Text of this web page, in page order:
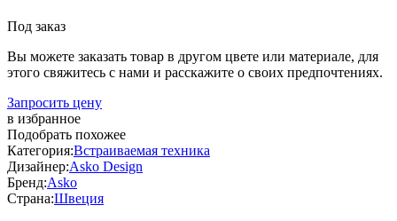
Под заказ
Вы можете заказать товар в другом цвете или материале, для
этого свяжитесь с нами и расскажите о своих предпочтениях.
Запросить цену
в избранное
Подобрать похожее
Категория:Встраиваемая техника
Дизайнер:Asko Design
Бренд:Asko
Страна:Швеция